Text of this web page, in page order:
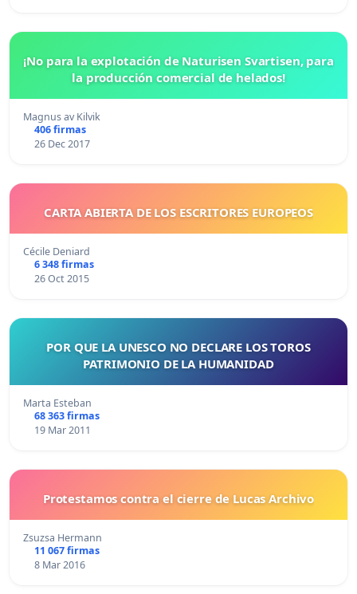
¡No para la explotación de Naturisen Svartisen, para
la producción comercial de helados!
Magnus av Kilvik
406 firmas
26 Dec 2017
CARTA ABIERTA DE LOS ESCRITORES EUROPEOS
Cécile Deniard
6 348 firmas
26 Oct 2015
POR QUE LA UNESCO NO DECLARE LOS TOROS
PATRIMONIO DE LA HUMANIDAD
Marta Esteban
68 363 firmas
19 Mar 2011
Protestamos contra el cierre de Lucas Archivo
Zsuzsa Hermann
11 067 firmas
8 Mar 2016